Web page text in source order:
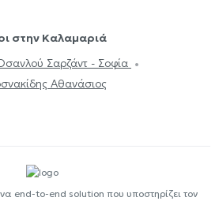
στην Καλαμαριά
Σαρζάντ - Σοφία
Αθανάσιος
end-to-end solution που υποστηρίζει τον